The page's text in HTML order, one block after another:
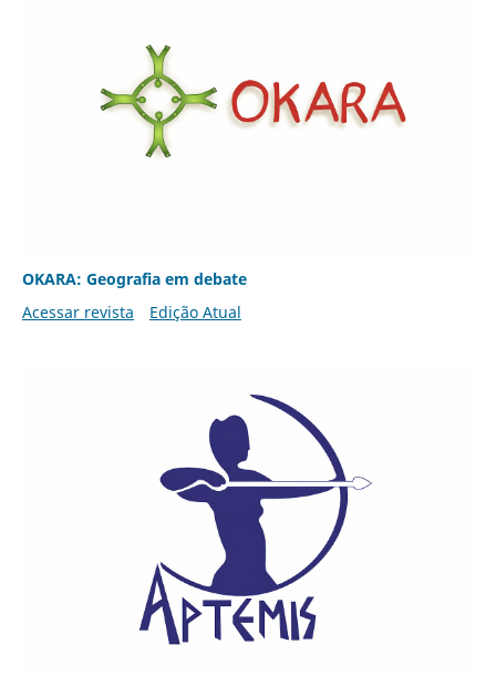
OKARA: Geografia em debate
Acessar revista
Edição Atual